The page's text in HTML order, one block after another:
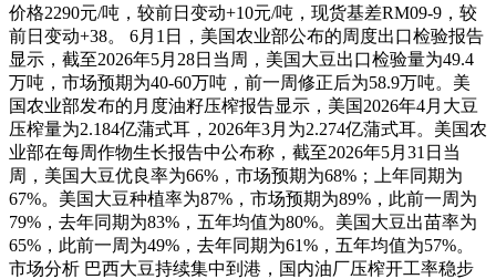
价格2290元/吨，较前日变动+10元/吨，现货基差RM09-9，较
前日变动+38。 6月1日，美国农业部公布的周度出口检验报告
显示，截至2026年5月28日当周，美国大豆出口检验量为49.4
万吨，市场预期为40-60万吨，前一周修正后为58.9万吨。美
国农业部发布的月度油籽压榨报告显示，美国2026年4月大豆
压榨量为2.184亿蒲式耳，2026年3月为2.274亿蒲式耳。美国农
业部在每周作物生长报告中公布称，截至2026年5月31日当
周，美国大豆优良率为66%，市场预期为68%；上年同期为
67%。美国大豆种植率为87%，市场预期为89%，此前一周为
79%，去年同期为83%，五年均值为80%。美国大豆出苗率为
65%，此前一周为49%，去年同期为61%，五年均值为57%。
市场分析 巴西大豆持续集中到港，国内油厂压榨开工率稳步